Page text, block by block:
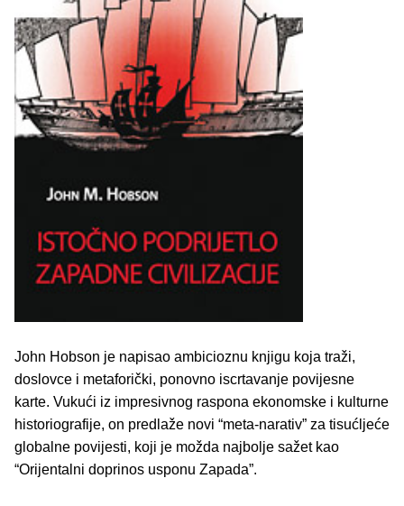
John Hobson je napisao ambicioznu knjigu koja traži,
doslovce i metaforički, ponovno iscrtavanje povijesne
karte. Vukući iz impresivnog raspona ekonomske i kulturne
historiografije, on predlaže novi “meta-narativ” za tisućljeće
globalne povijesti, koji je možda najbolje sažet kao
“Orijentalni doprinos usponu Zapada”.